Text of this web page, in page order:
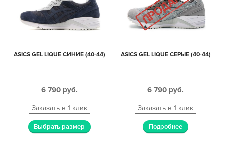
ASICS GEL LIQUE СИНИЕ (40-44)
6 790 руб.
Заказать в 1 клик
Выбрать размер
ASICS GEL LIQUE СЕРЫЕ (40-44)
6 790 руб.
Заказать в 1 клик
Подробнее